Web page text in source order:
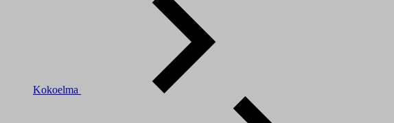
Kokoelma